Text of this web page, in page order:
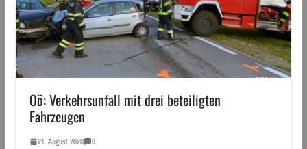
Oö: Verkehrsunfall mit drei beteiligten
Fahrzeugen
21. August 2020 0